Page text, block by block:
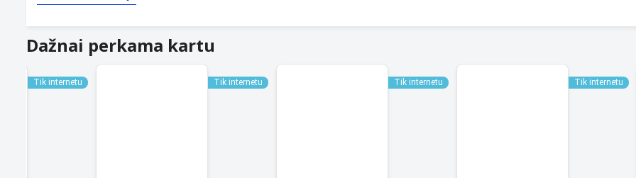
Dažnai perkama kartu
Tik internetu Tik internetu Tik internetu Tik internetu